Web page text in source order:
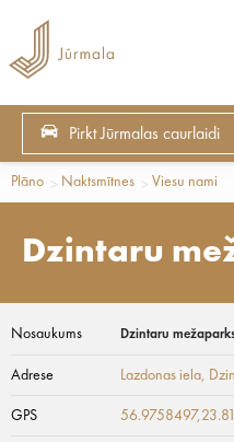
Pirkt Jūrmalas caurlaidi
Plāno Naktsmītnes Viesu nami
Dzintaru
Nosaukums Dzintaru
Adrese Lazdonas iela,
GPS